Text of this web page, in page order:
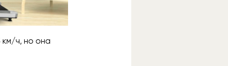
км/ч, но она